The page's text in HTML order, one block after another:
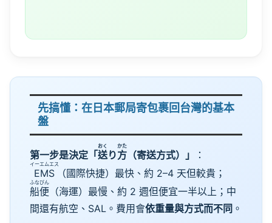
先搞懂：在日本郵局寄包裹回台灣的基本
盤
第一步是決定「送
おく
り方
かた
（寄送方式）」
：
EMS
イーエムエス
（國際快捷）最快、約 2–4 天但較貴；
船便
ふなびん
（海運）最慢、約 2 週但便宜一半以上；中
間還有航空、SAL。費用會依重量與方式而不同 。